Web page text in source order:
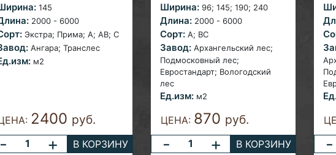
145
2000 - 6000
Экстра; Прима; A; AB; С
Ангара; Транслес
м2
2400 руб.
- +
В КОРЗИНУ
Ширина: 96; 145; 190; 240
Длина: 2000 - 6000
Сорт: A; ВС
Завод:Архангельский лес;
Подмосковный лес;
Евростандарт; Вологодский
лес
Ед.изм: м2
ЦЕНА: 870 руб.
- +
В КОРЗИНУ
-